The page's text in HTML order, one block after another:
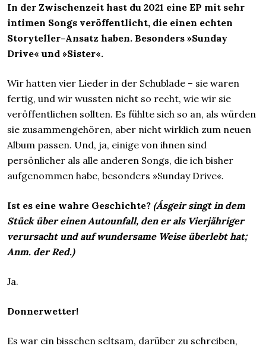
In der Zwischenzeit hast du 2021 eine EP mit sehr
intimen Songs veröffentlicht, die einen echten
Storyteller–Ansatz haben. Besonders »Sunday
Drive« und »Sister«.
Wir hatten vier Lieder in der Schublade – sie waren
fertig, und wir wussten nicht so recht, wie wir sie
veröffentlichen sollten. Es fühlte sich so an, als würden
sie zusammengehören, aber nicht wirklich zum neuen
Album passen. Und, ja, einige von ihnen sind
persönlicher als alle anderen Songs, die ich bisher
aufgenommen habe, besonders »Sunday Drive«.
Ist es eine wahre Geschichte? (Ásgeir singt in dem
Stück über einen Autounfall, den er als Vierjähriger
verursacht und auf wundersame Weise überlebt hat;
Anm. der Red.)
Ja.
Donnerwetter!
Es war ein bisschen seltsam, darüber zu schreiben,